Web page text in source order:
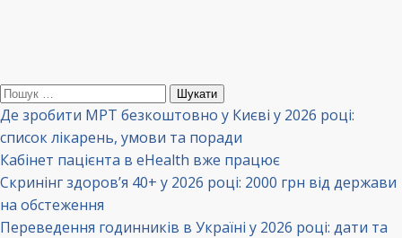
Пошук:
Де зробити МРТ безкоштовно у Києві у 2026 році:
список лікарень, умови та поради
Кабінет пацієнта в eHealth вже працює
Скринінг здоров’я 40+ у 2026 році: 2000 грн від держави
на обстеження
Переведення годинників в Україні у 2026 році: дати та